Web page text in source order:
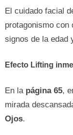
El cuidado facial
protagonismo con
signos de la edad
Efecto Lifting
En la página 65,
mirada
Ojos.